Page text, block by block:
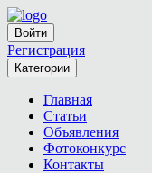
Войти
Регистрация
Категории
Главная
Статьи
Объявления
Фотоконкурс
Контакты